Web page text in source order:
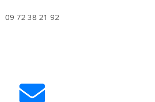
09 72 38 21 92